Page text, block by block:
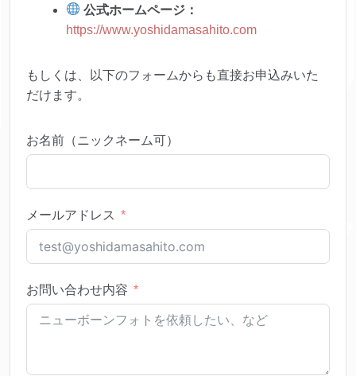
公式ホームページ：
https://www.yoshidamasahito.com
もしくは、以下のフォームからも直接お申込みいた
だけます。
お名前（ニックネーム可）
メールアドレス
お問い合わせ内容